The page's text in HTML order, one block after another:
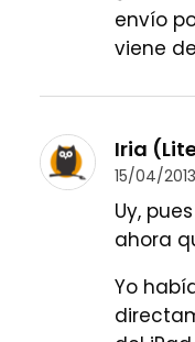
envío
viene
Iria
15/04/
Uy,
ahora
Yo